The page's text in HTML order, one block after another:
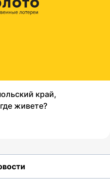
край,
живете?